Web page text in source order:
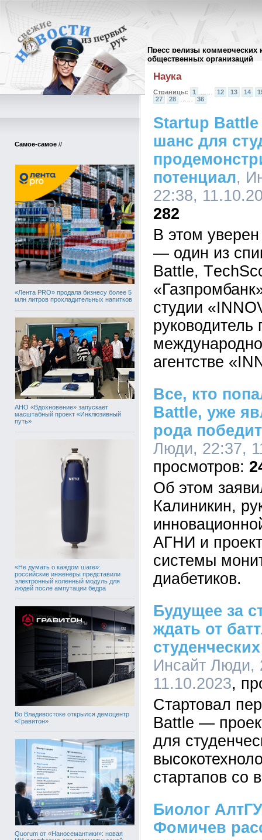
Пресс релизы коммерческих
общественных организаций
Самое-самое //
«Лента PRO» продала бизнесу более 5
млн литров прохладительных напитков
АНО «Вдохновение» запускает
масштабный проект «Инклюзивный
путь»
«Не думать о каждом шаге»:
российские инженеры представили
электронный коленный модуль для
людей после ампутации бедра
Во Владивостоке открылся демоцентр
«Гравитон»
Quorum от «Наносемантики»: новая
Архив пресс-релизов//
Наука
Страницы: 1 12 13 14
27
28 …… 36
Startup
шанс для
потенциал,
22:38,
282
В этом
— один из
Battle,
студии
руководитель
агентстве
Все, кто
Battle, уже
рода
Люди, 22:37,
Об этом
Калиникин,
АГНИ и
системы
диабетиков.
Будущее за
ждать от
Инсайт Люди,
11.10.2023
Стартовал
Battle —
для
стартапов со
Биолог
Фомичев